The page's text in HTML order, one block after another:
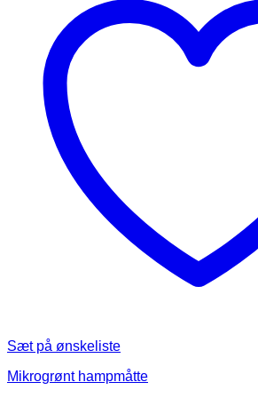
Sæt på ønskeliste
Mikrogrønt hampmåtte